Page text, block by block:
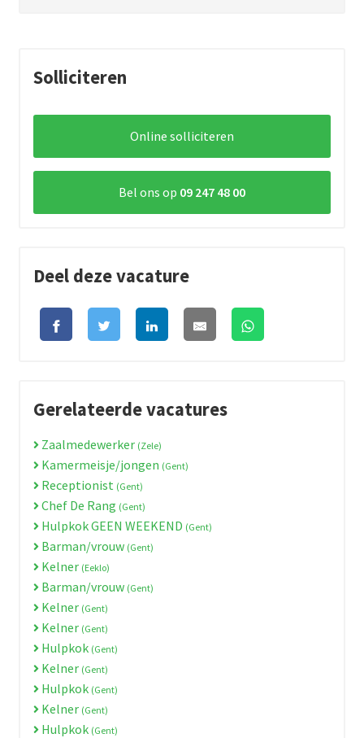
Solliciteren
Online solliciteren
Bel ons op 09 247 48 00
Deel deze vacature
Gerelateerde vacatures
Zaalmedewerker (Zele)
Kamermeisje/jongen (Gent)
Receptionist (Gent)
Chef De Rang (Gent)
Hulpkok GEEN WEEKEND (Gent)
Barman/vrouw (Gent)
Kelner (Eeklo)
Barman/vrouw (Gent)
Kelner (Gent)
Kelner (Gent)
Hulpkok (Gent)
Kelner (Gent)
Hulpkok (Gent)
Kelner (Gent)
Hulpkok (Gent)